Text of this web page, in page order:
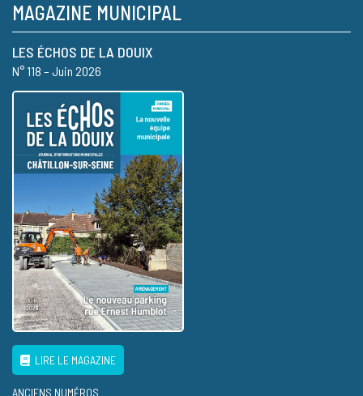
MAGAZINE MUNICIPAL
LES ÉCHOS DE LA DOUIX
N° 118 – Juin 2026
LIRE LE MAGAZINE
ANCIENS NUMÉROS